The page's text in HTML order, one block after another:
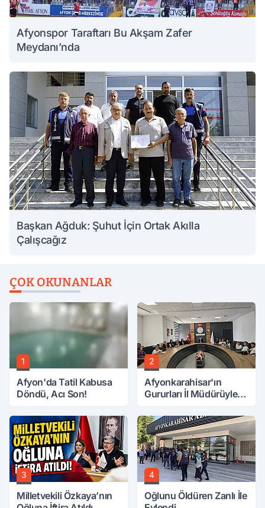
Afyonspor Taraftarı Bu Akşam Zafer
Meydanı’nda
Başkan Ağduk: Şuhut İçin Ortak Akılla
Çalışcağız
ÇOK OKUNANLAR
1
Afyon'da Tatil Kabusa
Döndü, Acı Son!
2
Afyonkarahisar'ın
Gururları İl Müdürüyle
3
Milletvekili Özkaya’nın
4
Oğlunu Öldüren Zanlı İle